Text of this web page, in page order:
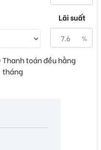
Lãi suất
%
Thanh toán đều hằng
tháng